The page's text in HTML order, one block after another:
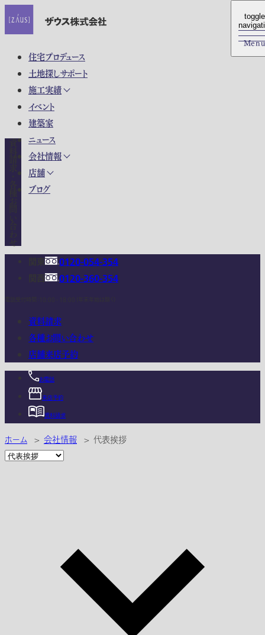
住宅プロデュース
土地探しサポート
施工実績
イベント
建築家
ニュース
会社情報
店舗
ブログ
toggle
Menu
toggle
Menu
0120-054-354
0120-360-354
資料請求
各種お問い合わせ
店舗来店予約
お電話
来店予約
資料請求
ホーム > 会社情報 > 代表挨拶